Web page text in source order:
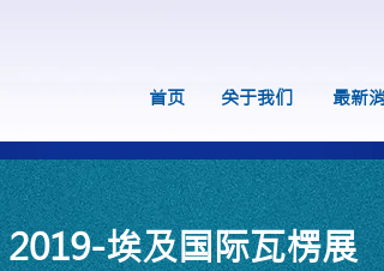
首页 关于我们 最新
2019-埃及国际瓦楞展